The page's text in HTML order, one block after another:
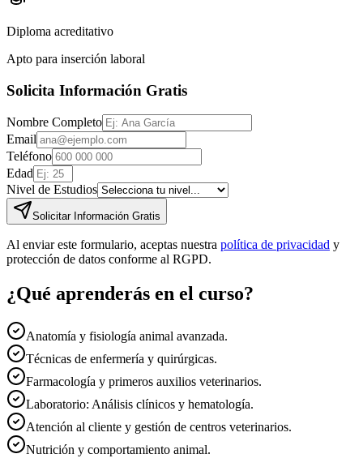
Diploma acreditativo
Apto para inserción laboral
Solicita Información Gratis
Nombre Completo
Email
Teléfono
Edad
Nivel de Estudios
Solicitar Información Gratis
Al enviar este formulario, aceptas nuestra política de privacidad y
protección de datos conforme al RGPD.
¿Qué aprenderás en el curso?
Anatomía y fisiología animal avanzada.
Técnicas de enfermería y quirúrgicas.
Farmacología y primeros auxilios veterinarios.
Laboratorio: Análisis clínicos y hematología.
Atención al cliente y gestión de centros veterinarios.
Nutrición y comportamiento animal.